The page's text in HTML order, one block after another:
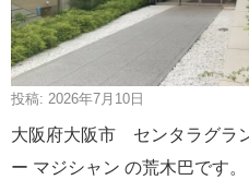
投稿: 2026年7月10日
大阪府大阪市 センタラグラ
ー マジシャン の荒木巴です